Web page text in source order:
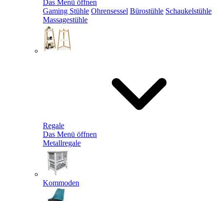
Das Menü öffnen
Gaming Stühle Ohrensessel Bürostühle Schaukelstühle
Massagestühle
Regale
Das Menü öffnen
Metallregale
Kommoden